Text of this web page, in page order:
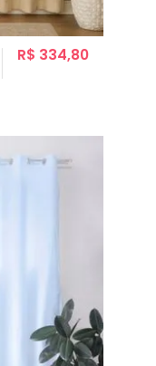
R$ 334,80